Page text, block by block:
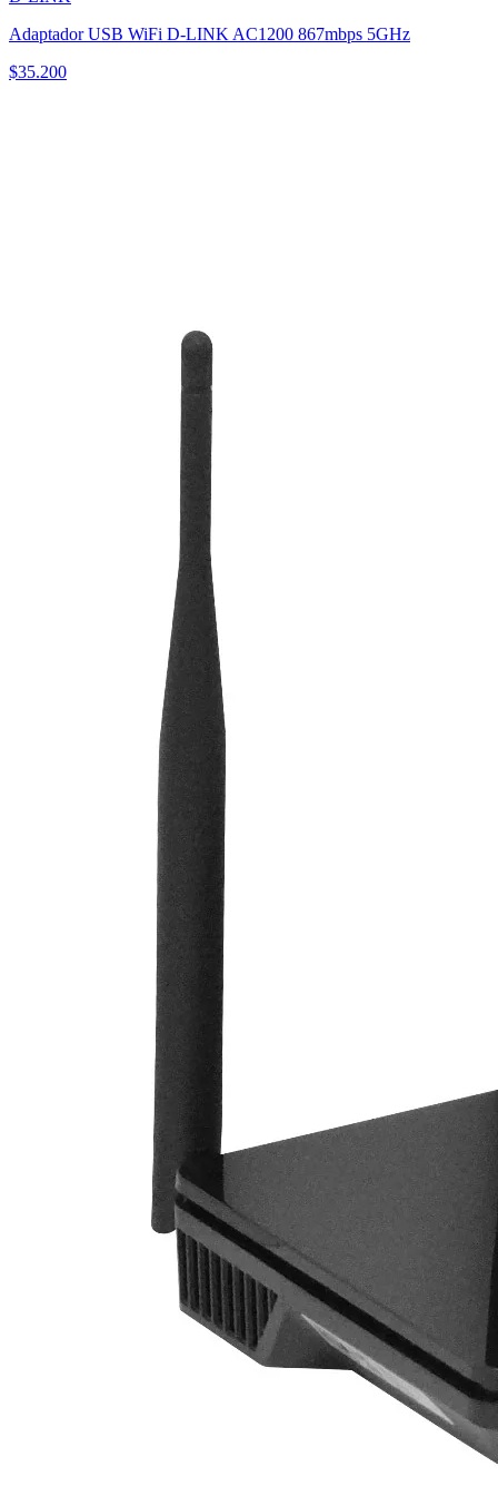
Adaptador USB WiFi D-LINK AC1200 867mbps 5GHz
$35.200